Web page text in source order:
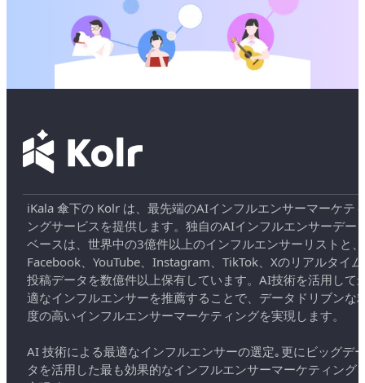
iKala 傘下の Kolr は、最先端のAIインフルエンサーマーケテ
ングサービスを提供します。独自のAIインフルエンサーデー
ベースは、世界中の3億件以上のインフルエンサーリストと、
Facebook、YouTube、Instagram、TikTok、Xのリアルタイム
投稿データを数億件以上保有しています。AI技術を活用して
適なインフルエンサーを推薦することで、データドリブンな
度の高いインフルエンサーマーケティングを実現します。
AI 技術による最適なインフルエンサーの選定｡更にビッグデ
タを活用した最も効果的なインフルエンサーマーケティング